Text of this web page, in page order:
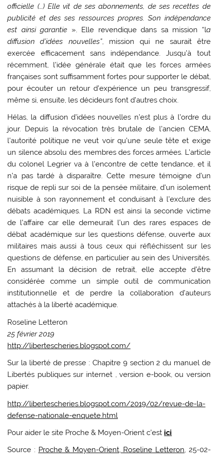
officielle (…) Elle vit de ses abonnements, de ses recettes de
publicité et des ses ressources propres. Son indépendance
est ainsi garantie ». Elle revendique dans sa mission “la
diffusion d’idées nouvelles”, mission qui ne saurait être
exercée efficacement sans indépendance. Jusqu’à tout
récemment, l’idée générale était que les forces armées
françaises sont suffisamment fortes pour supporter le débat,
pour écouter un retour d’expérience un peu transgressif,
même si, ensuite, les décideurs font d’autres choix.
Hélas, la diffusion d’idées nouvelles n’est plus à l’ordre du
jour. Depuis la révocation très brutale de l’ancien CEMA,
l’autorité politique ne veut voir qu’une seule tête et exige
un silence absolu des membres des forces armées. L’article
du colonel Legrier va à l’encontre de cette tendance, et il
n’a pas tardé à disparaître. Cette mesure témoigne d’un
risque de repli sur soi de la pensée militaire, d’un isolement
nuisible à son rayonnement et conduisant à l’exclure des
débats académiques. La RDN est ainsi la seconde victime
de l’affaire car elle demeurait l’un des rares espaces de
débat académique sur les questions défense, ouverte aux
militaires mais aussi à tous ceux qui réfléchissent sur les
questions de défense, en particulier au sein des Universités.
En assumant la décision de retrait, elle accepte d’être
considérée comme un simple outil de communication
institutionnelle et de perdre la collaboration d’auteurs
attachés à la liberté académique.
Roseline Letteron
25 février 2019
http://libertescheries.blogspot.com/
Sur la liberté de presse : Chapitre 9 section 2 du manuel de
Libertés publiques sur internet , version e-book, ou version
papier.
http://libertescheries.blogspot.com/2019/02/revue-de-la-
defense-nationale-enquete.html
Pour aider le site Proche & Moyen-Orient c’est ici
Source : Proche & Moyen-Orient, Roseline Letteron, 25-02-